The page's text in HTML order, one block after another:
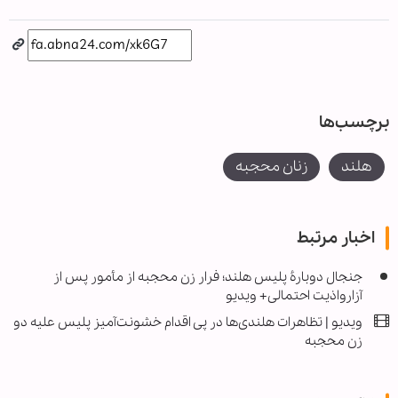
برچسب‌ها
هلند زنان محجبه
اخبار مرتبط
جنجال دوبارۀ پلیس هلند؛ فرار زن محجبه از مأمور پس از
آزارواذیت احتمالی+ ویدیو
ویدیو | تظاهرات هلندی‌ها در پی اقدام خشونت‌آمیز پلیس علیه دو
زن محجبه